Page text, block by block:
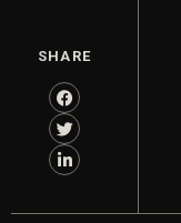
SHARE